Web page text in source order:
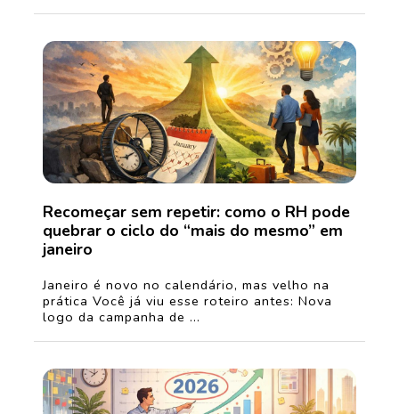
Recomeçar sem repetir: como o RH pode
quebrar o ciclo do “mais do mesmo” em
janeiro
Janeiro é novo no calendário, mas velho na
prática Você já viu esse roteiro antes: Nova
logo da campanha de ...